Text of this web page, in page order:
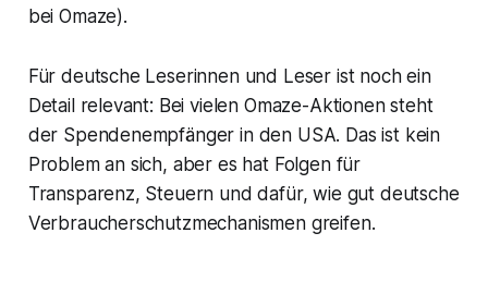
bei Omaze).
Für deutsche Leserinnen und Leser ist noch ein
Detail relevant: Bei vielen Omaze-Aktionen steht
der Spendenempfänger in den USA. Das ist kein
Problem an sich, aber es hat Folgen für
Transparenz, Steuern und dafür, wie gut deutsche
Verbraucherschutzmechanismen greifen.